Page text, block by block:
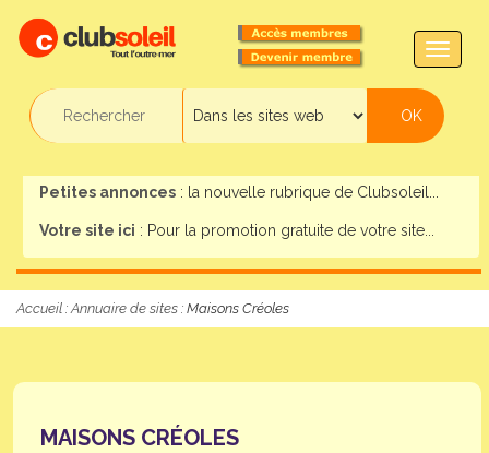
Petites annonces : la nouvelle rubrique de Clubsoleil...
Votre site ici : Pour la promotion gratuite de votre site...
Accueil :Annuaire de sites : Maisons Créoles
MAISONS CRÉOLES